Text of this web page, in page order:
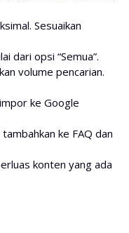
Sesuaikan
dari opsi “Semua”.
volume pencarian.
ke Google
ke FAQ dan
konten yang ada